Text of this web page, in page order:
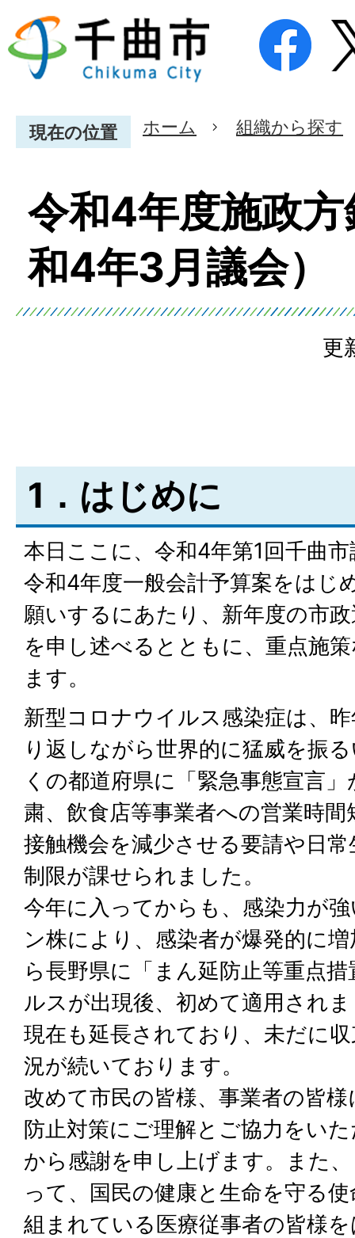
現在の位置 ホーム 組織から探す
令和4年度施政
和4年3月議会）
更
1．はじめに
本日ここに、令和4年第1回千曲
令和4年度一般会計予算案をはじ
願いするにあたり、新年度の市
を申し述べるとともに、重点施
ます。
新型コロナウイルス感染症は、
り返しながら世界的に猛威を振
くの都道府県に「緊急事態宣言
粛、飲食店等事業者への営業時
接触機会を減少させる要請や日
制限が課せられました。
今年に入ってからも、感染力が
ン株により、感染者が爆発的に
ら長野県に「まん延防止等重点
ルスが出現後、初めて適用され
現在も延長されており、未だに
況が続いております。
改めて市民の皆様、事業者の皆
防止対策にご理解とご協力をい
から感謝を申し上げます。また
って、国民の健康と生命を守る
組まれている医療従事者の皆様